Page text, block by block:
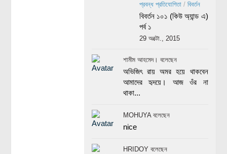
প্রবন্ধ প্রতিযোগিতা/ বিবর্তন
বিবর্তন ১০১ (কিউ অ্যান্ড এ)
পর্ব ১
29 অক্টো., 2015
শামীম আহমেদ। বলেছেন
অভিজিৎ রায় অমর হয়ে থাকবেন
আমাদের হৃদয়ে। আজ ওঁর না
থাকা...
MOHUYA বলেছেন
nice
HRIDOY বলেছেন